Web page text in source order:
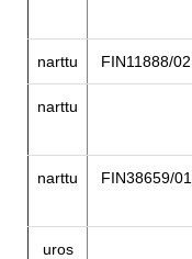
narttu FIN11888/02
narttu
narttu FIN38659/01
uros